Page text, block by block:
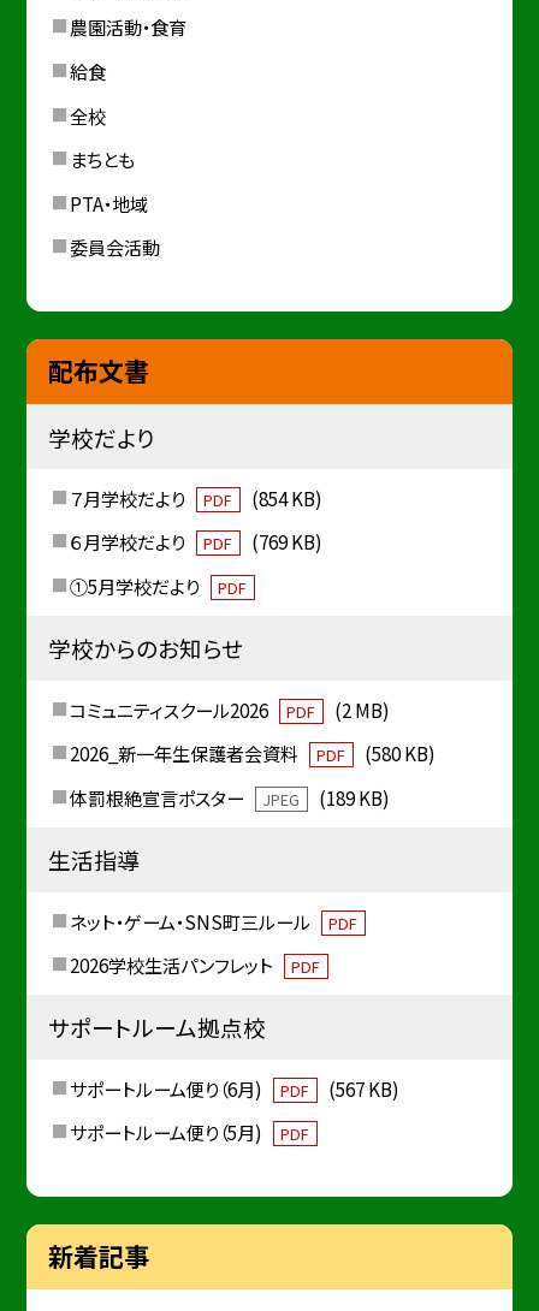
農園活動・食育
給食
全校
まちとも
PTA・地域
委員会活動
配布文書
学校だより
７月学校だより PDF
(854 KB)
６月学校だより
PDF
(769 KB)
①5月学校だより
PDF
学校からのお知らせ
コミュニティスクール2026 PDF
(2 MB)
2026_新一年生保護者会資料
PDF
(580 KB)
体罰根絶宣言ポスター
JPEG (189 KB)
生活指導
ネット・ゲーム・SNS町三ルール PDF
2026学校生活パンフレット PDF
サポートルーム拠点校
サポートルーム便り（6月) PDF
(567 KB)
サポートルーム便り（5月)
PDF
新着記事